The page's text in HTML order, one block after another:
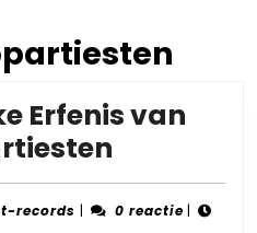
Erfenis van
Erfenis
records accent-
| 0 reactie |